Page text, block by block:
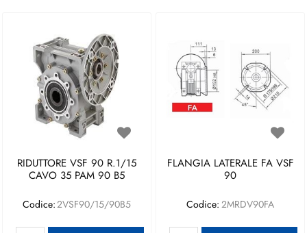
RIDUTTORE VSF 90 R.1/15
CAVO 35 PAM 90 B5
Codice:2VSF90/15/90B5
FLANGIA LATERALE FA VSF
90
Codice: 2MRDV90FA